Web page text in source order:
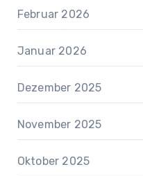
Februar 2026
Januar 2026
Dezember 2025
November 2025
Oktober 2025